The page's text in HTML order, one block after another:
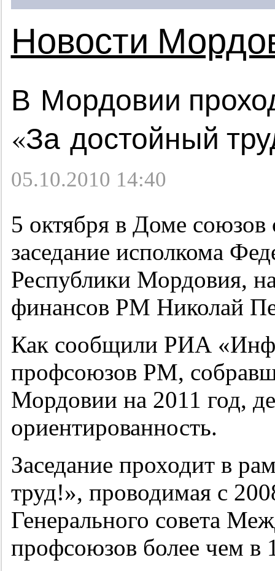
Новости
В Мордовии
«За достойный
05.10.2010 14:40
5 октября в Доме союзов
заседание исполкома
Республики Мордовия,
финансов РМ Николай
Как сообщили РИА
профсоюзов РМ,
Мордовии на 2011 год,
ориентированность.
Заседание проходит в
труд!», проводимая с
Генерального совета
профсоюзов более чем в